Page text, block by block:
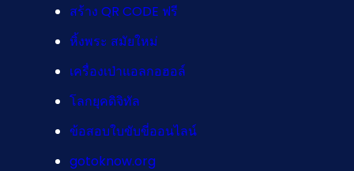
สร้าง QR CODE ฟรี
หิ้งพระ สมัยใหม่
เครื่องเป่าแอลกอฮอล์
โลกยุคดิจิทัล
ข้อสอบใบขับขี่ออนไลน์
gotoknow.org